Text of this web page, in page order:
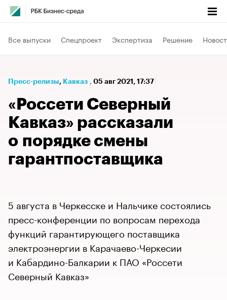
Все выпуски Спецпроект Экспертиза Решение
Пресс-релизы⁠, Кавказ , 05 авг 2021, 17:37
«Россети Северный
Кавказ» рассказали
о порядке смены
гарантпоставщика
5 августа в Черкесске и Нальчике состоялись
пресс-конференции по вопросам перехода
функций гарантирующего поставщика
электроэнергии в Карачаево-Черкесии
и Кабардино-Балкарии к ПАО «Россети
Северный Кавказ»